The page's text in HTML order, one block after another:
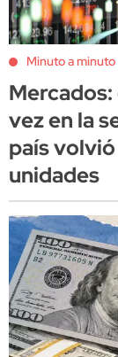
Minuto a minuto
vez en la
país
unidades